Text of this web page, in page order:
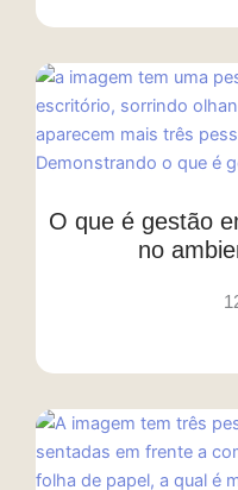
O que é gestão
no